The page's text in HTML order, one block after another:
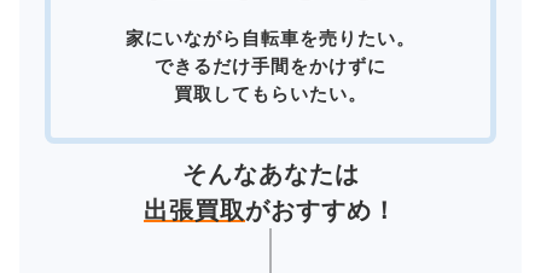
家にいながら自転車を売りたい。
できるだけ手間をかけずに
買取してもらいたい。
そんなあなたは
出張買取がおすすめ！